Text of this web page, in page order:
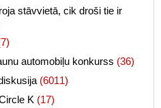
stāvvietā, cik droši tie ir
automobiļu konkurss (36)
(6011)
K (17)